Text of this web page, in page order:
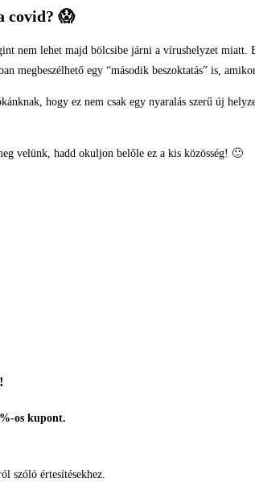
covid? 😱
nem lehet majd bölcsibe járni a vírushelyzet
megbeszélhető egy “második beszoktatás” is,
hogy ez nem csak egy nyaralás szerű új
velünk, hadd okuljon belőle ez a kis közösség! 🙂
os kupont.
szóló értesítésekhez.